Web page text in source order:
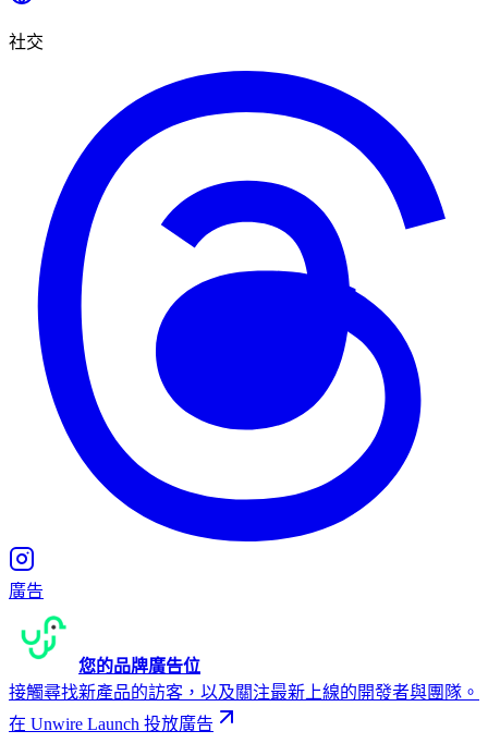
社交
廣告
您的品牌廣告位
接觸尋找新產品的訪客，以及關注最新上線的開發者與團隊。
在 Unwire Launch 投放廣告